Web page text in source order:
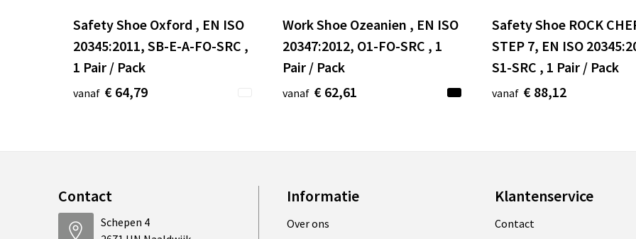
Safety Shoe Oxford , EN ISO
20345:2011, SB-E-A-FO-SRC ,
1 Pair / Pack
vanaf € 64,79
Work Shoe Ozeanien , EN ISO
20347:2012, O1-FO-SRC , 1
Pair / Pack
vanaf € 62,61
Safety Shoe ROCK
STEP 7, EN ISO
S1-SRC , 1 Pair / Pack
vanaf € 88,12
Contact
Schepen 4
Informatie
Over ons
Klantenservice
Contact